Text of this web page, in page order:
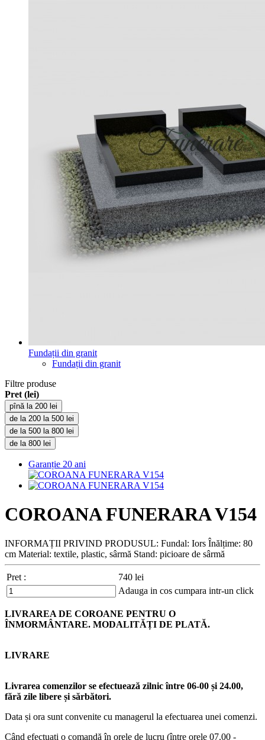
Fundații din granit
Fundații din granit
Filtre produse
Pret (lei)
pînă la 200 lei
de la 200 la 500 lei
de la 500 la 800 lei
de la 800 lei
Garanție 20 ani
COROANA FUNERARA V154
INFORMAȚII PRIVIND PRODUSUL: Fundal: Iors Înălțime: 80
cm Material: textile, plastic, sârmă Stand: picioare de sârmă
Pret : 740 lei
Adauga in cos cumpara intr-un click
LIVRAREA DE COROANE PENTRU O
ÎNMORMÂNTARE. MODALITĂȚI DE PLATĂ.
LIVRARE
Livrarea comenzilor se efectuează zilnic între 06-00 și 24.00,
fără zile libere și sărbători.
Data și ora sunt convenite cu managerul la efectuarea unei comenzi.
Când efectuați o comandă în orele de lucru (între orele 07.00 -